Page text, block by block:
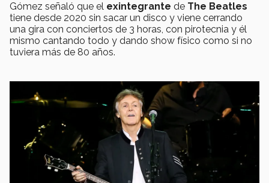
Gómez señaló que el exintegrante de The Beatles
tiene desde 2020 sin sacar un disco y viene cerrando
una gira con conciertos de 3 horas, con pirotecnia y él
mismo cantando todo y dando show físico como si no
tuviera más de 80 años.